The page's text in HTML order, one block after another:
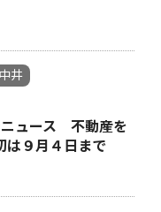
井
ュース 不動産を
９月４日まで